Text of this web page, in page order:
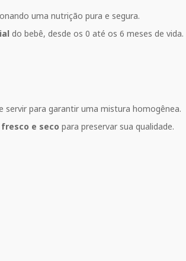
uma nutrição pura e segura.
do bebê, desde os 0 até os 6 meses de vida.
para garantir uma mistura homogênea.
fresco e seco para preservar sua qualidade.